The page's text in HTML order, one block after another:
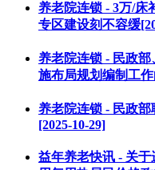
养老院连锁 - 3万/床
专区建设刻不容缓
养老院连锁 - 民政
施布局规划编制工
养老院连锁 - 民政
[2025-10-29]
益年养老快讯 - 关